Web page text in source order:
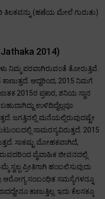
ತಿಲಕವನ್ನು (ಹಣೆಯ ಮೇಲೆ ಗುರುತು)
2014)
ನಿಮ್ಮ ಪರವಾಗಿರುವಂತೆ ತೋರುತ್ತಿವೆ.
ಕಾಣುತ್ತದೆ. ಆದ್ದರಿಂದ, 2015 ನಿಮಗೆ
ಜಾತಕ 2015ರ ಪ್ರಕಾರ, ಶನಿಯ ಸ್ಥಾನ
ಉಳಿದಿದ್ದೆಲ್ಲವೂ
ಜಗತ್ತಿನಲ್ಲಿ ಮನೆಯಲ್ಲಿರುವುದಷ್ಟೇ
ಸಾಮರಸ್ಯವಿರುತ್ತದೆ. 2015
ಸಾಕಷ್ಟು ಮೋಹಕವಾಗಿದೆ,
ವೈವಾಹಿಕ ಜೀವನದಲ್ಲಿ
ಪ್ರೀತಿಗಾಗಿ ಹಂಬಲಿಸುವುದು
ಸಂಬಂಧಿತ ಸಮಸ್ಯೆಗಳನ್ನೂ
ಕಾಣುತ್ತಿಲ್ಲ. ಇದು ಕೆಲಸಕ್ಕೂ